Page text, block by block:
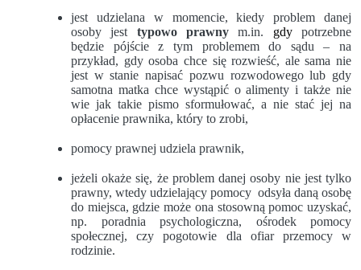
jest udzielana w momencie, kiedy problem danej
osoby jest typowo prawny m.in. gdy
potrzebne
będzie pójście z tym problemem do sądu – na
przykład, gdy osoba chce się rozwieść, ale sama nie
jest w stanie napisać pozwu rozwodowego lub gdy
samotna matka chce wystąpić o alimenty i także nie
wie jak takie pismo sformułować, a nie stać jej na
opłacenie prawnika, który to zrobi,
pomocy prawnej udziela prawnik,
jeżeli okaże się, że problem danej osoby nie jest tylko
prawny, wtedy udzielający pomocy odsyła daną osobę
do miejsca, gdzie może ona stosowną pomoc uzyskać,
np. poradnia psychologiczna, ośrodek pomocy
społecznej, czy pogotowie dla ofiar przemocy w
rodzinie.